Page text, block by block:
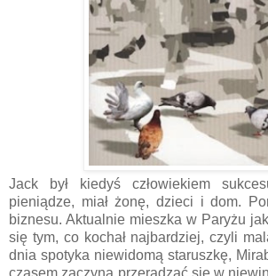
Jack był kiedyś człowiekiem
pieniądze, miał żonę, dzieci i dom.
biznesu. Aktualnie mieszka w Paryżu
się tym, co kochał najbardziej, czyli
dnia spotyka niewidomą staruszkę,
czasem zaczyna przeradzać się w